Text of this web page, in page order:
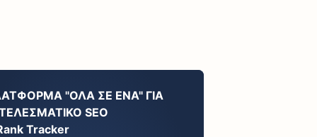
"ΌΛΑ ΣΕ ΈΝΑ" ΓΙΑ
SEO
Tracker